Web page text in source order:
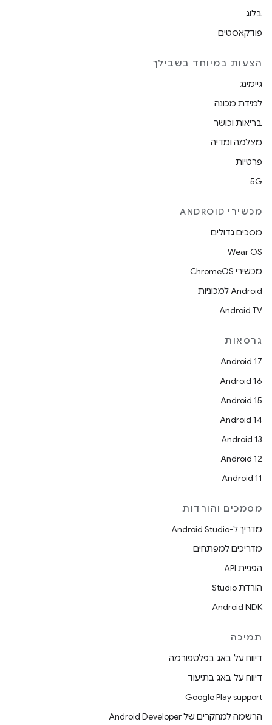
בלוג
פודקאסטים
הצעות במיוחד בשבילך
גיימינג
למידת מכונה
בריאות וכושר
מצלמה ומדיה
פרטיות
5G
מכשירי ANDROID
מסכים גדולים
Wear OS
מכשירי ChromeOS
Android למכוניות
Android TV
גרסאות
Android 17
Android 16
Android 15
Android 14
Android 13
Android 12
Android 11
מסמכים והורדות
מדריך ל-Android Studio
מדריכים למפתחים
הפניית API
הורדת Studio
Android NDK
תמיכה
דיווח על באג בפלטפורמה
דיווח על באג בתיעוד
Google Play support
הרשמה למחקרים של Android Developer